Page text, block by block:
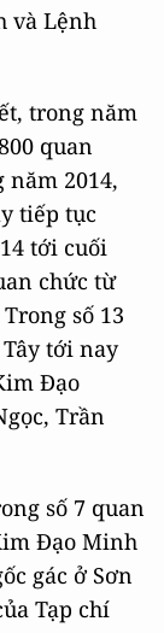
và Lệnh
trong năm
quan
2014,
tiếp tục
tới cuối
chức từ
số 13
tới nay
Đạo
Trần
số 7 quan
Đạo Minh
gác ở Sơn
Tạp chí